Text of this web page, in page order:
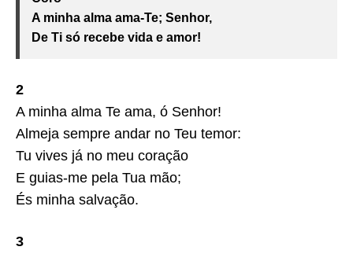
A minha alma ama-Te; Senhor,
De Ti só recebe vida e amor!
2
A minha alma Te ama, ó Senhor!
Almeja sempre andar no Teu temor:
Tu vives já no meu coração
E guias-me pela Tua mão;
És minha salvação.
3